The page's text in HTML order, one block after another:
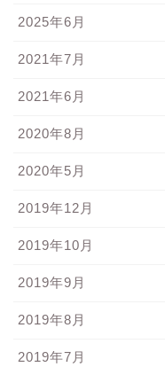
2025年6月
2021年7月
2021年6月
2020年8月
2020年5月
2019年12月
2019年10月
2019年9月
2019年8月
2019年7月